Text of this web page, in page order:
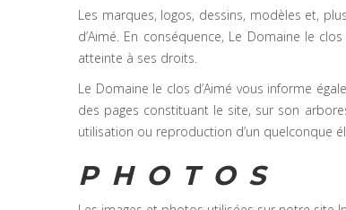
Les marques, logos, dessins, modèles et,
d’Aimé. En conséquence, Le Domaine le
atteinte à ses droits.
Le Domaine le clos d’Aimé vous informe
des pages constituant le site, sur son
utilisation ou reproduction d’un quelconque
PHOTOS